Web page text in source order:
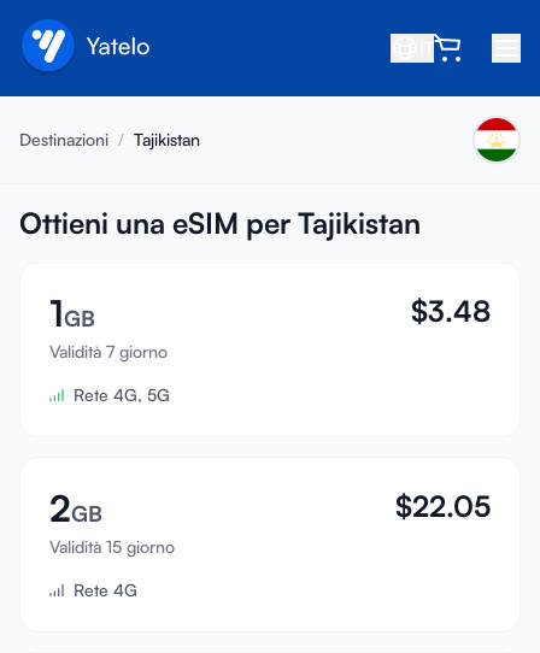
Chi siamo
Invita un amico
Diventa affiliato
Centro assistenza
Supporto
Compatibilità dispositivi
Accedi
Destinazioni / Tajikistan
Ottieni una eSIM per Tajikistan
1GB
Validità 7 giorno
$3.48
Rete 4G, 5G
2GB
Validità 15 giorno
$22.05
Rete 4G